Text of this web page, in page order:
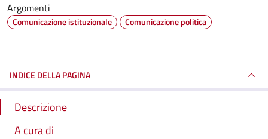
Argomenti
Comunicazione istituzionale Comunicazione politica
INDICE DELLA PAGINA
Descrizione
A cura di